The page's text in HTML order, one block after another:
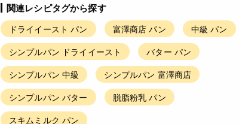
関連レシピタグから探す
ドライイースト パン 富澤商店 パン
中級 パン
シンプルパン ドライイースト
バター パン
シンプルパン 中級
シンプルパン 富澤商店
シンプルパン バター
脱脂粉乳 パン
スキムミルク パン